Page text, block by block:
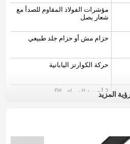
مؤشرات الفولاذ المقاوم للصدأ مع
شعار يصل
حزام مش أو حزام جلد طبيعي
حركة الكوارتز اليابانية
3 أجهزة الصراف الآلي
المزيد